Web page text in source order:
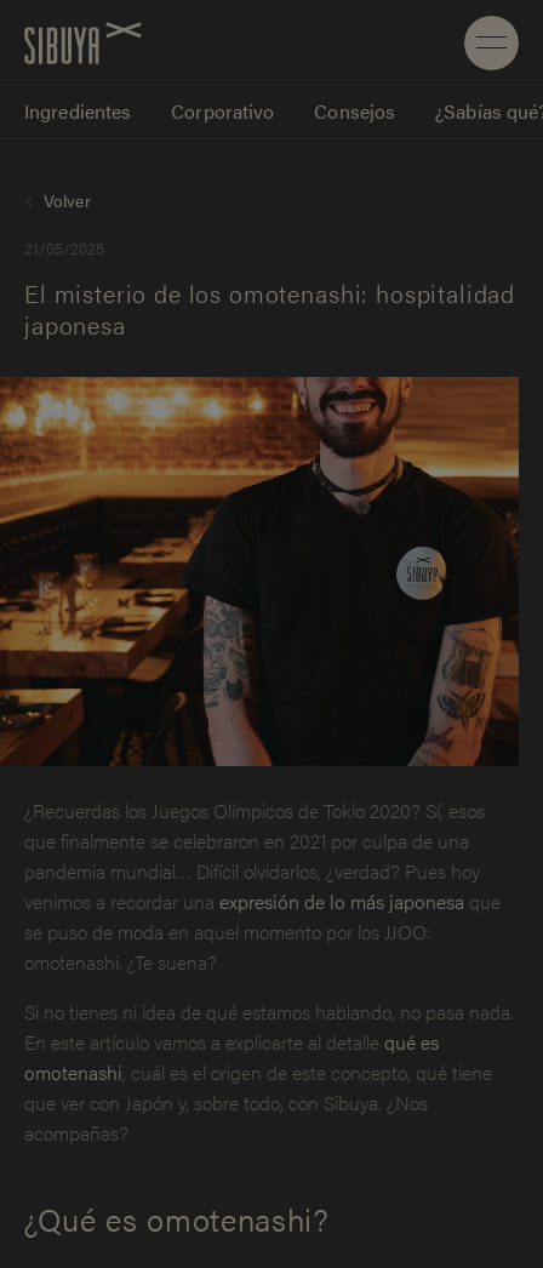
Ingredientes Corporativo Consejos ¿Sabías
21/05/2025
Volver
El misterio de los omotenashi: hospitalidad
japonesa
¿Recuerdas los Juegos Olímpicos de Tokio 2020? Sí, esos
que finalmente se celebraron en 2021 por culpa de una
pandemia mundial… Difícil olvidarlos, ¿verdad? Pues hoy
venimos a recordar una expresión de lo más japonesa que
se puso de moda en aquel momento por los JJOO:
omotenashi. ¿Te suena?
Si no tienes ni idea de qué estamos hablando, no pasa nada.
En este artículo vamos a explicarte al detalle qué es
omotenashi, cuál es el origen de este concepto, qué tiene
que ver con Japón y, sobre todo, con Sibuya. ¿Nos
acompañas?
¿Qué es omotenashi?